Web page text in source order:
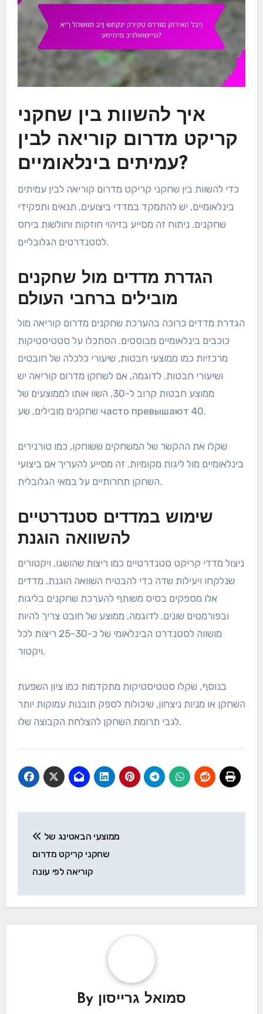
איך להשוות בין שחקני
קריקט מדרום קוריאה לבין
עמיתים בינלאומיים?
כדי להשוות בין שחקני קריקט מדרום קוריאה לבין עמיתים
בינלאומיים, יש להתמקד במדדי ביצועים, תנאים ותפקידי
שחקנים. ניתוח זה מסייע בזיהוי חוזקות וחולשות ביחס
לסטנדרטים הגלובליים.
הגדרת מדדים מול שחקנים
מובילים ברחבי העולם
הגדרת מדדים כרוכה בהערכת שחקנים מדרום קוריאה מול
כוכבים בינלאומיים מבוססים. הסתכלו על סטטיסטיקות
מרכזיות כמו ממוצעי חבטות, שיעורי כלכלה של חובטים
ושיעורי חבטות. לדוגמה, אם לשחקן מדרום קוריאה יש
ממוצע חבטות קרוב ל-30, השוו אותו לממוצעים של
שחקנים מובילים, שע часто превышают 40.
שקלו את ההקשר של המשחקים ששוחקו, כמו טורנירים
בינלאומיים מול ליגות מקומיות. זה מסייע להעריך אם ביצועי
השחקן תחרותיים על במאי הגלובלית.
שימוש במדדים סטנדרטיים
להשוואה הוגנת
ניצול מדדי קריקט סטנדרטיים כמו ריצות שהושגו, ויקטורים
שנלקחו ויעילות שדה כדי להבטיח השוואה הוגנת. מדדים
אלו מספקים בסיס משותף להערכת שחקנים בליגות
ובפורמטים שונים. לדוגמה, ממוצע של חובט צריך להיות
מושווה לסטנדרט הבינלאומי של כ-25-30 ריצות לכל
ויקטור.
בנוסף, שקלו סטטיסטיקות מתקדמות כמו ציון השפעת
השחקן או מניות ניצחון, שיכולות לספק תובנות עמוקות יותר
לגבי תרומת השחקן להצלחת הקבוצה שלו.
navigation
שחקני קריקט מדרום
קוריאה לפי עונה
By סמואל גרייסון